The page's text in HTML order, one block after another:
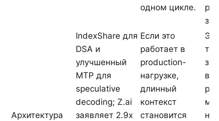
одном цикле.
Архитектура
IndexShare для
DSA и
улучшенный
MTP для
speculative
decoding; Z.ai
заявляет 2.9x
Если это
работает в
production-
нагрузке,
длинный
контекст
становится
Это